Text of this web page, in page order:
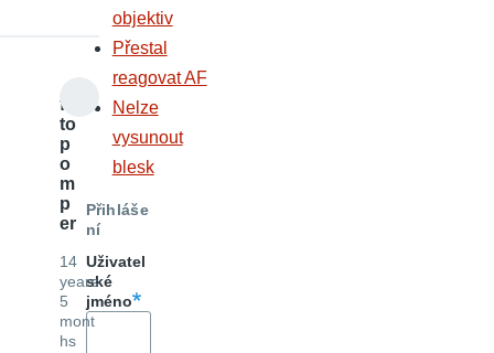
fo
to
p
o
m
p
er
14
years
5
mont
hs
objektiv
Přestal
reagovat AF
Nelze
vysunout
blesk
Přihláše
ní
Uživatel
ské
jméno